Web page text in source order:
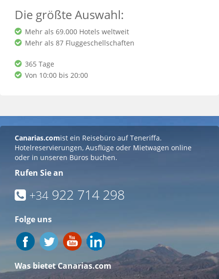
Die größte Auswahl:
Mehr als 69.000 Hotels weltweit
Mehr als 87 Fluggeschellschaften
365 Tage
Von 10:00 bis 20:00
Canarias.comist ein Reisebüro auf Teneriffa.
Hotelreservierungen, Ausflüge oder Mietwagen online
oder in unseren Büros buchen.
Rufen Sie an
+34 922 714 298
Folge uns
Was bietet Canarias.com